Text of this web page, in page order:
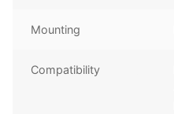
Mounting
Compatibility